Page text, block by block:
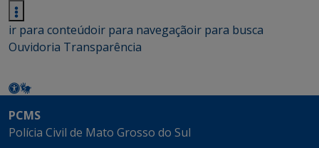
ir para conteúdoir para navegaçãoir para busca
Ouvidoria Transparência
PCMS
Polícia Civil de Mato Grosso do Sul